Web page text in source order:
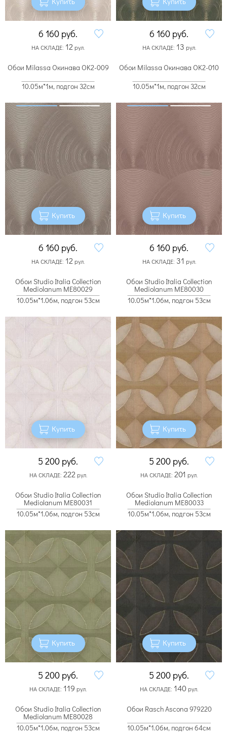
6 160 руб.
НА СКЛАДЕ: 12рул.
6 160 руб.
НА СКЛАДЕ: 13 рул.
Обои Milassa Окинава OK2-009
10.05м*1м, подгон 32см
Купить
6 160 руб.
НА СКЛАДЕ: 12 рул.
Обои Milassa Окинава OK2-010
10.05м*1м, подгон 32см
Купить
6 160 руб.
НА СКЛАДЕ: 31 рул.
Обои Studio Italia Collection
Mediolanum ME80029
10.05м*1.06м, подгон 53см
Купить
5 200 руб.
НА СКЛАДЕ: 222рул.
Обои Studio Italia Collection
Mediolanum ME80030
10.05м*1.06м, подгон 53см
Купить
5 200 руб.
НА СКЛАДЕ: 201 рул.
Обои Studio Italia Collection
Mediolanum ME80031
10.05м*1.06м, подгон 53см
Купить
5 200 руб.
НА СКЛАДЕ: 119 рул.
Обои Studio Italia Collection
Mediolanum ME80033
10.05м*1.06м, подгон 53см
Купить
5 200 руб.
НА СКЛАДЕ: 140рул.
Обои Studio Italia Collection
Mediolanum ME80028
10.05м*1.06м, подгон 53см
Обои Rasch Ascona 979220
10.05м*1.06м, подгон 64см